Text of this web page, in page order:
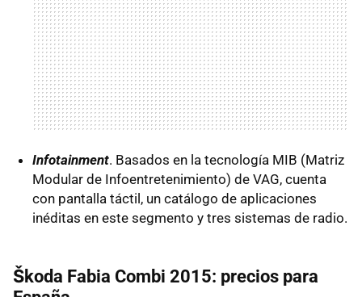
Infotainment. Basados en la tecnología MIB (Matriz
Modular de Infoentretenimiento) de VAG, cuenta
con pantalla táctil, un catálogo de aplicaciones
inéditas en este segmento y tres sistemas de radio.
Škoda Fabia Combi 2015: precios para